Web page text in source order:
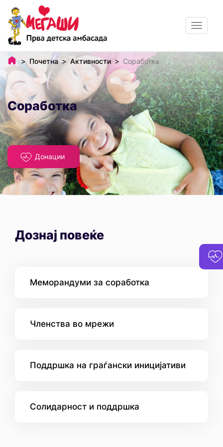
Toggle
Почетна Активности Соработка
Соработка
Донации
Дознај повеќе
Меморандуми за соработка
Членствa во мрежи
Поддршка на граѓански иницијативи
Солидарност и поддршка